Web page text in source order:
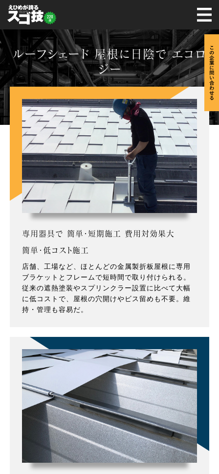
ルーフシェード 屋根に日陰で エコロ
ジー
専用器具で 簡単・短期施工 費用対効果大
簡単・低コスト施工
店舗、工場など、ほとんどの金属製折板屋根に専用
ブラケットとフレームで短時間で取り付けられる。
従来の遮熱塗装やスプリンクラー設置に比べて大幅
に低コストで、屋根の穴開けやビス留めも不要。維
持・管理も容易だ。